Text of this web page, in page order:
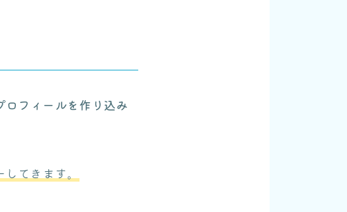
ロフィールを作り込み
てきます。